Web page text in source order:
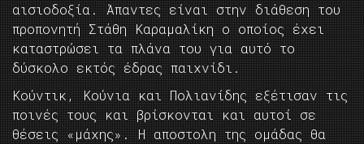
αισιοδοξία. Άπαντες είναι στην διάθεση του
προπονητή Στάθη Καραμαλίκη ο οποίος έχει
καταστρώσει τα πλάνα του για αυτό το
δύσκολο εκτός έδρας παιχνίδι.
Κούντικ, Κούνια και Πολιανίδης εξέτισαν τις
ποινές τους και βρίσκονται και αυτοί σε
θέσεις «μάχης». Η αποστολη της ομάδας θα